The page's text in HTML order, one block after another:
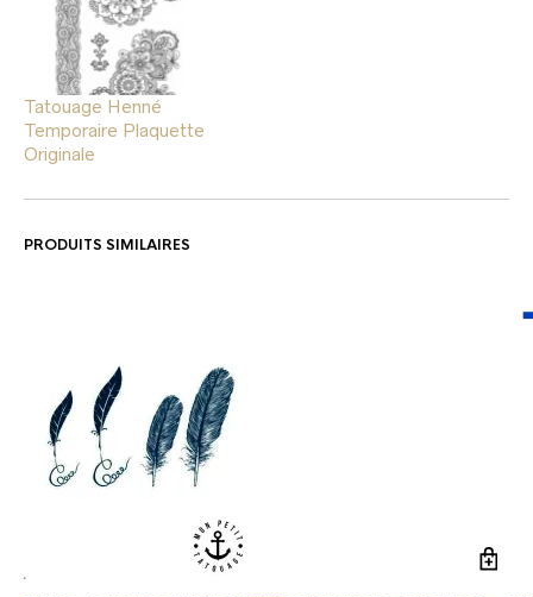
Tatouage Henné
Temporaire Plaquette
Originale
PRODUITS SIMILAIRES